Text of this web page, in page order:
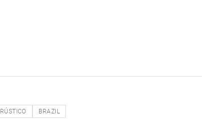
RÚSTICO BRAZIL